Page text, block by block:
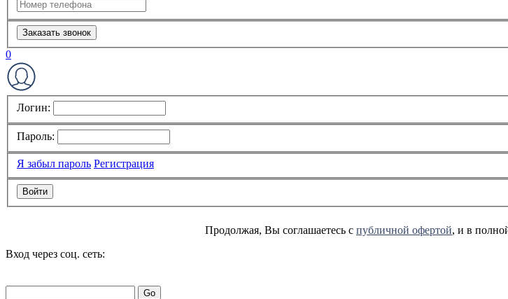
Заказать звонок
0
Логин:
Пароль:
Я забыл пароль Регистрация
Продолжая, Вы соглашаетесь с публичной офертой, и в
Вход через соц. сеть:
Go